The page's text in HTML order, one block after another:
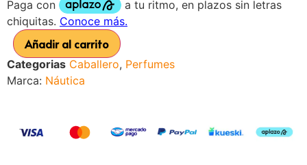
Añadir al carrito
Categorias Caballero, Perfumes
Marca: Náutica